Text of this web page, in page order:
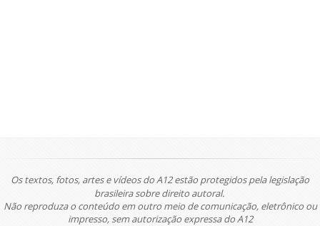
Os textos, fotos, artes e vídeos do A12 estão protegidos pela legislação
brasileira sobre direito autoral.
Não reproduza o conteúdo em outro meio de comunicação, eletrônico ou
impresso, sem autorização expressa do A12